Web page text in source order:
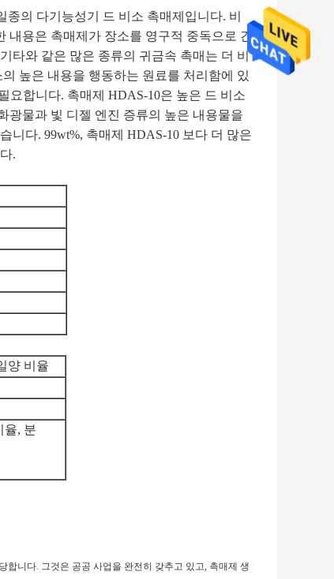
의 다기능성기 드 비소 촉매제입니다. 비
내용은 촉매제가 장소를 영구적 중독으로 간
타와 같은 많은 종류의 귀금속 촉매는 더 비
높은 내용을 행동하는 원료를 처리함에 있
요합니다. 촉매제 HDAS-10은 높은 드 비소
광물과 빛 디젤 엔진 증류의 높은 내용물을
니다. 99wt%, 촉매제 HDAS-10 보다 더 많은
.
양 비율
율, 분
니다. 그것은 공공 사업을 완전히 갖추고 있고, 촉매제 생